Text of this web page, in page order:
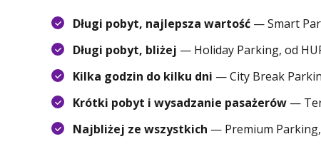
Długi pobyt, najlepsza wartość — Smart
Długi pobyt, bliżej — Holiday Parking, od
Kilka godzin do kilku dni — City Break
Krótki pobyt i wysadzanie pasażerów —
Najbliżej ze wszystkich — Premium